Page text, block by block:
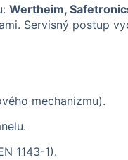
Wertheim,
Servisný postup
mechanizmu).
1143-1).